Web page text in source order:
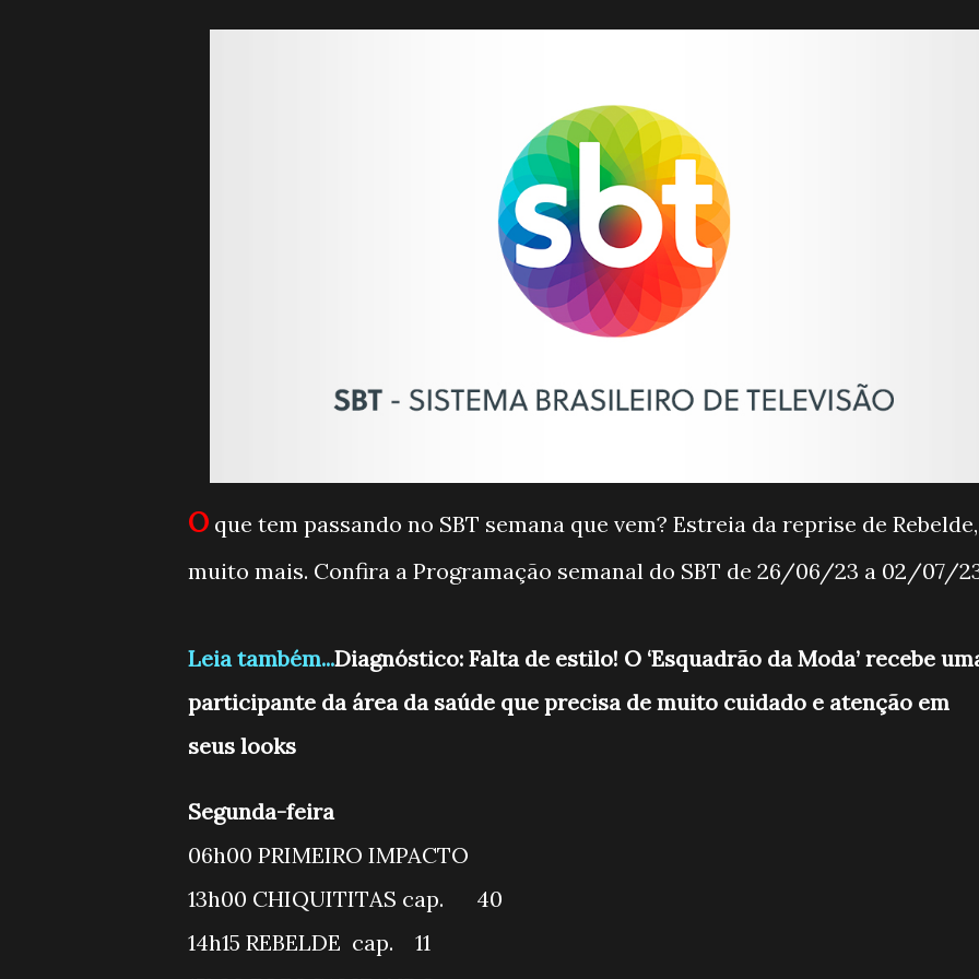
O que tem passando no SBT semana que vem? Estreia da reprise de
muito mais. Confira a Programação semanal do SBT de 26/06/23 a 02/07/
Leia também...Diagnóstico: Falta de estilo! O ‘Esquadrão da Moda’ recebe
participante da área da saúde que precisa de muito cuidado e atenção em
seus looks
Segunda-feira
06h00 PRIMEIRO IMPACTO
13h00 CHIQUITITAS cap. 40
14h15 REBELDE cap. 11